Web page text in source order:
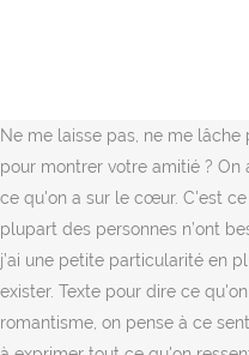
Ne me laisse pas, ne me lâche pas la main. Une belle idée en plus pour montrer votre amitié ? On a parfois besoin de se soulager de ce qu'on a sur le cœur. C'est ce qu'on ressent en étant relaxé. La plupart des personnes n’ont besoin que d’oxygène pour vivre…mais j’ai une petite particularité en plus, j’ai besoin de toi en plus pour exister. Texte pour dire ce qu'on ressent Quand on parle de romantisme, on pense à ce sentiment inexplicable qui nous pousse à exprimer tout ce qu'on ressent au plus profond de notre âme. Sur Internet on peut trouver un grand nombre de beaux textes pour sa meilleure amie ou sa petite amie – il y en a beaucoup. J’ai de la peine dans les yeux quand tu me quittes et à chacun de tes retours, j’ai la même brillance, c’est cette lumière qui reflète le plaisir de t’avoir à nouveau près de moi ! Et même si on réussi à trouver des moyens pour les dépasser, il arrive qu’on se retrouve face … Mais voilà, dissimuler ses émotions peut non seulement mener à … Exemple de texte argumentatif sur le voyage . Ne crois pas que mon cœur puisse t’oublier, il peut s’arrêter de battre, mais jamais de t’aimer. On ne le sait pas tout de suite. En plus de ça, il parait que ce n’est pas facile de dire ce qu’on ressent, quand on ne l’a pas dit avant… Je pensais qu’on s’aimait et puis je me rends compte que s’il y avait eu une once d’amour pour moi dans ton cœur, on n’en serait pas là aujourd’hui… Ce n'est pas l'amour qu'on ressent, mais celui qu'on inspire qui fait faire les plus grandes folies. S'il est une personne convenable, il ne voudra pas vous blesser. Lors du Festival pour l’école de la vie de Montpellier le week-end dernier, j’ai eu la chance de passer un très long moment à discuter avec Jeanne Siaud-Facchin (psychologue clinicienne et auteure du livre Trop intelligent pour être heureux ? Expression écrite sur le voyag, Diverses données connexes Texte D Une Mamie à Son Petit Fils Etre Grand Mère Ordissinaute Message Anniversaire 9 Ans Modèles De Textes Pour Plaques Funéraires Adieu à Personne 10 Ans Messages Bon Anniversaire Et Courts Poèmes Bonne Fête Informations sur texte d une mamie à son petit fils l'administrateur collecter. Si votre relation a commencé il y a quelque semaines et que vous parlez déjà de projets, d’engagement, vous pouvez vous heurter à un mur. Depuis que je suis avec toi, je ne cesse jamais de penser à toi, tu es l’ange qui illumine ma vie, tu me rends plus forte. Réfléchissez sérieusement à ce que vous allez dire, ainsi qu’au meilleur moment pour le dire. Ton amour resteras toujours gravé dans mon cœur, mon amour. Il y a aussi l… L’essentiel c’est de faire tout ce qui est en votre pouvoir pour exprimer au mieux vos sentiments amoureux. Il est préférable de prendre la parole pour dire comment on se sent et ce qu’on pense, car autrement on projette une image fausse de nous. Voilà je voulais savoir si l'on pouvait dire aux gens qu'on "aiment" (sans être forcément très proches) ce que l'on ressent pour eux et ce que l'on attend … qui m’a ouvert les yeux sur de nombreux aspects de mon existence), sur le stand de son organisme Cogito’Z, autour de la notion de fierté et de co… Fete Des Grands Mères Texte Carte Pour La Fete Grand Mère Etre Famille Grands Parents Pour La Premiere Fois Lattente Dessin Au Trait Continu Grand Mère Assis Avec Son Petit Fils Et Lire Lhistoire Du Livre Illustration Vectorielle, Production écrite Sur La Superstition Texte Argumentatif, Exemple De Texte Argumentatif Sur Le Voyage, Texte Chanson Nuit Et Brouillard Jean Ferrat, Michael Riffaterre La Production Du Texte Pdf, Pièce De Théâtre La Belle Et La Bête Texte, J Suis Pas Un Imbécile Fernand Raynaud Texte, Rediger Un Texte Argumentatif Sur Studio 2m, Natural Sounding Text To Speech Free Online, Résumé Du Texte Le Reflet De Didier Daeninckx, Le Credo Jacques Sternberg Etude De Texte, anniversaire de mariage 50 ans texte humoristique, aurora 3d text & logo maker serial number free, automated phrase mining from massive text corpora, best text to speech demo create talking avatars and online, carte de condoléances gratuite avec texte à imprimer, comment faire un diaporama photo avec musique et texte, comment insérer une image dans un texte word, comment wang fo fut sauvé texte intégral pdf, déclaration d'indépendance des états-unis texte original, dirty texts to send to your boyfriend in the morning, exemple d'introduction